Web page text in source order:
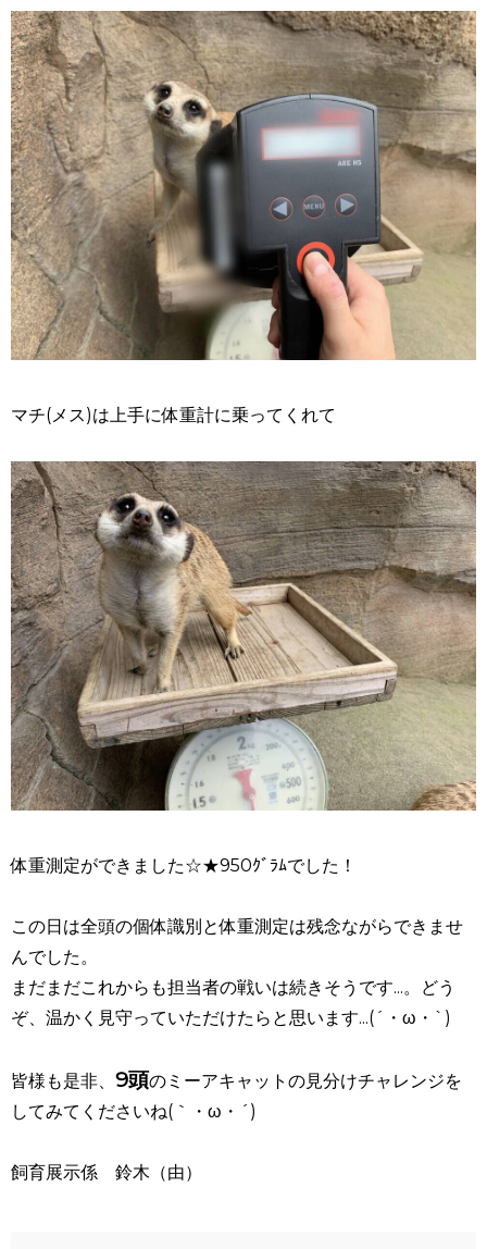
マチ(メス)は上手に体重計に乗ってくれて
体重測定ができました☆★950ｸﾞﾗﾑでした！
この日は全頭の個体識別と体重測定は残念ながらできませ
んでした。
まだまだこれからも担当者の戦いは続きそうです...。どう
ぞ、温かく見守っていただけたらと思います...(´・ω・`)
皆様も是非、 9頭のミーアキャットの見分けチャレンジを
してみてくださいね(｀・ω・´)
飼育展示係 鈴木（由）